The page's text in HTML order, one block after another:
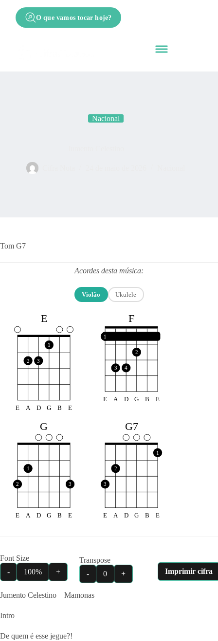
O que vamos tocar hoje?
Nacional
Tom G7
Acordes desta música:
Violão Ukulele
E
2 3
1
E A D G B E
F
1
3 4
2
E A D G B E
G
2
1
3
E A D G B E
G7
3
2
1
E A D G B E
Font Size
-
100% +
Transpose
-
0 + Imprimir cifra
Jumento Celestino – Mamonas
Intro
De quem é esse jegue?!